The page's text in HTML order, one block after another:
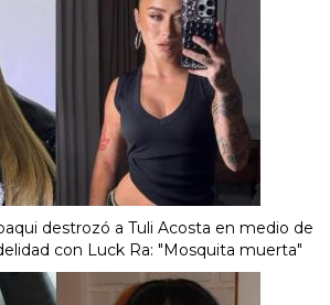
destrozó a Tuli Acosta en medio de
con Luck Ra: "Mosquita muerta"